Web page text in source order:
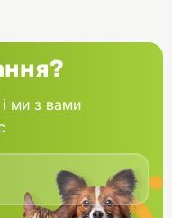
Aquael
ми з вами